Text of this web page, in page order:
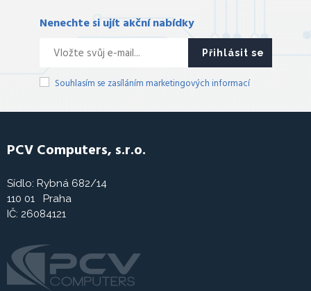
Nenechte si ujít akční nabídky
Přihlásit se
Souhlasím se zasíláním marketingových informací
PCV Computers, s.r.o.
Sídlo: Rybná 682/14
110 01 Praha
IČ: 26084121